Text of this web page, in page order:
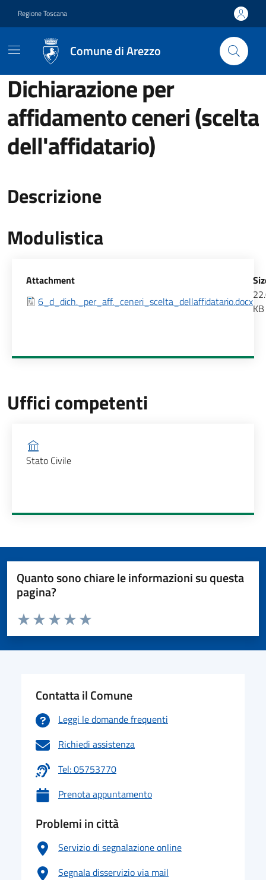
Regione Toscana
Comune di Arezzo
Dichiarazione per
affidamento ceneri (scelta
dell'affidatario)
Descrizione
Modulistica
Allegati
Attachment
6_d_dich._per_aff._ceneri_scelta_dellaffidatario.docxKB
Uffici competenti
Ufficio competente
Stato Civile
Quanto sono chiare le informazioni su questa
pagina?
Valuta da 1 a 5 stelle la pagina
Valuta 5 stelle su 5
Valuta 4 stelle su 5
Valuta 3 stelle su 5
Valuta 2 stelle su 5
Valuta 1 stelle su 5
Contatta il Comune
Leggi le domande frequenti
Richiedi assistenza
Tel: 05753770
Prenota appuntamento
Problemi in città
Servizio di segnalazione online
Segnala disservizio via mail